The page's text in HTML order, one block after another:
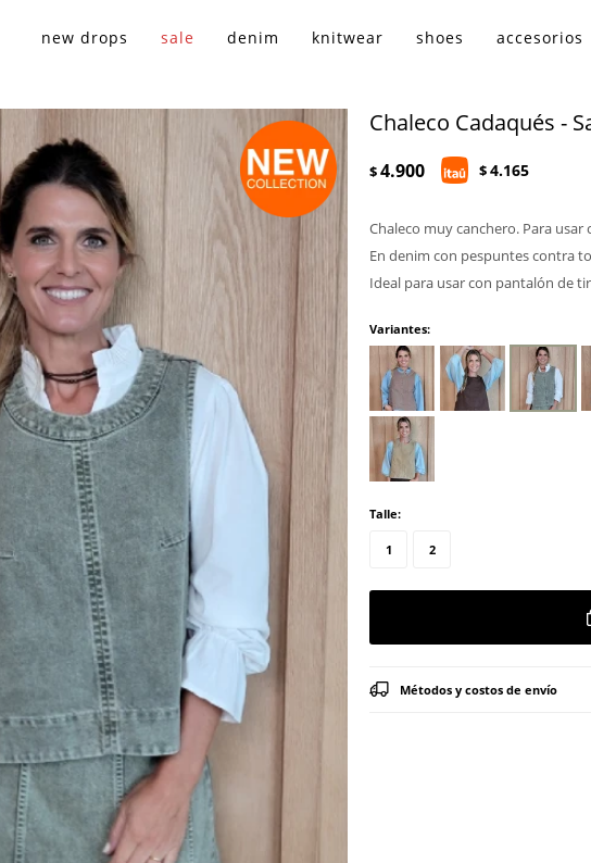
new drops sale denim knitwear shoes accesorios
Chaleco Cadaqués -
$4.900 $4.165
Chaleco muy canchero. Para
En denim con pespuntes contra
Ideal para usar con pantalón de
Variantes:
Talle:
1 2
Métodos y costos de envío